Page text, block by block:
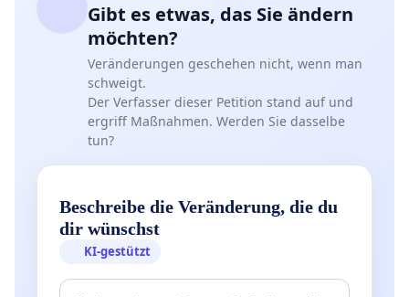
Gibt es etwas, das Sie ändern
möchten?
Veränderungen geschehen nicht, wenn man
schweigt.
Der Verfasser dieser Petition stand auf und
ergriff Maßnahmen. Werden Sie dasselbe
tun?
Beschreibe die Veränderung, die du
dir wünschst
KI-gestützt